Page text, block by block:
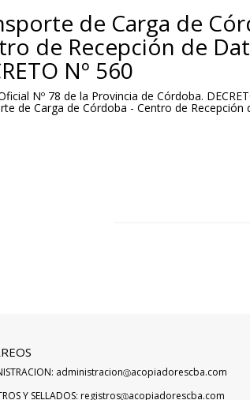
de Carga de
de Recepción de
Nº 560
Nº 78 de la Provincia de Córdoba.
de Carga de Córdoba - Centro de Recepción
administracion
acopiadorescba.com
Y SELLADOS: registros
acopiadorescba.com